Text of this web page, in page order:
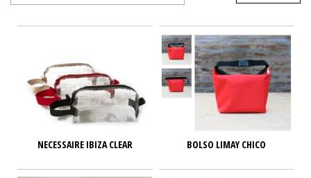
NECESSAIRE IBIZA CLEAR BOLSO LIMAY CHICO